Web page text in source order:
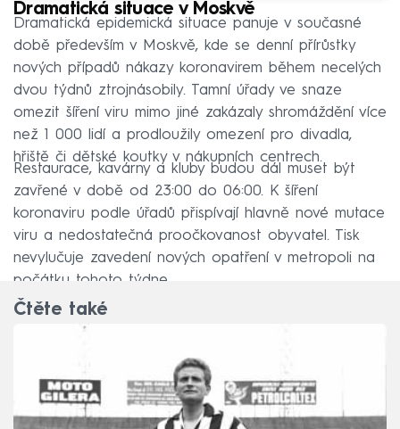
Dramatická situace v Moskvě
Dramatická epidemická situace panuje v současné
době především v Moskvě, kde se denní přírůstky
nových případů nákazy koronavirem během necelých
dvou týdnů ztrojnásobily. Tamní úřady ve snaze
omezit šíření viru mimo jiné zakázaly shromáždění více
než 1 000 lidí a prodloužily omezení pro divadla,
hřiště či dětské koutky v nákupních centrech.
Restaurace, kavárny a kluby budou dál muset být
zavřené v době od 23:00 do 06:00. K šíření
koronaviru podle úřadů přispívají hlavně nové mutace
viru a nedostatečná proočkovanost obyvatel. Tisk
nevylučuje zavedení nových opatření v metropoli na
počátku tohoto týdne.
Čtěte také